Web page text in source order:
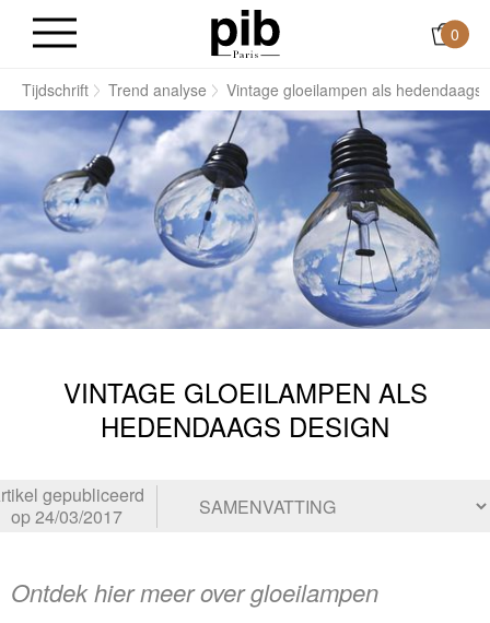
0
Tijdschrift Trend analyse Vintage gloeilampen als hedendaags
VINTAGE GLOEILAMPEN ALS
HEDENDAAGS DESIGN
gepubliceerd
op 24/03/2017
Ontdek hier meer over gloeilampen